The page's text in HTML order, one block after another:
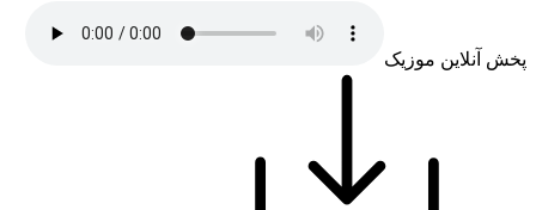
پخش آنلاین موزیک